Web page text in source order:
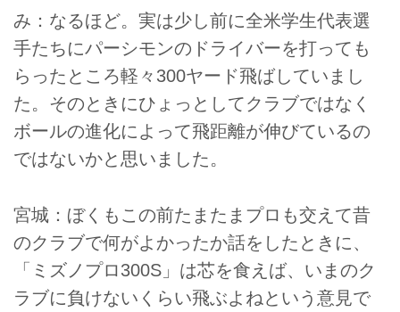
み：なるほど。実は少し前に全米学生代表選
手たちにパーシモンのドライバーを打っても
らったところ軽々300ヤード飛ばしていまし
た。そのときにひょっとしてクラブではなく
ボールの進化によって飛距離が伸びているの
ではないかと思いました。
宮城：ぼくもこの前たまたまプロも交えて昔
のクラブで何がよかったか話をしたときに、
「ミズノプロ300S」は芯を食えば、いまのク
ラブに負けないくらい飛ぶよねという意見で